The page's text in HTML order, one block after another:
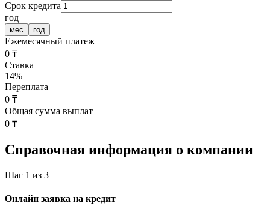
Срок кредита
год
мес год
Ежемесячный платеж
0 ₸
Ставка
14%
Переплата
0 ₸
Общая сумма выплат
0 ₸
Справочная информация о компании
Шаг 1 из 3
Онлайн заявка на кредит